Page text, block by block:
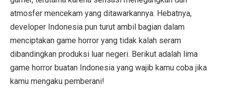
atmosfer mencekam yang ditawarkannya. Hebatnya,
developer Indonesia pun turut ambil bagian dalam
menciptakan game horror yang tidak kalah seram
dibandingkan produksi luar negeri. Berikut adalah lima
game horror buatan Indonesia yang wajib kamu coba jika
kamu mengaku pemberani!